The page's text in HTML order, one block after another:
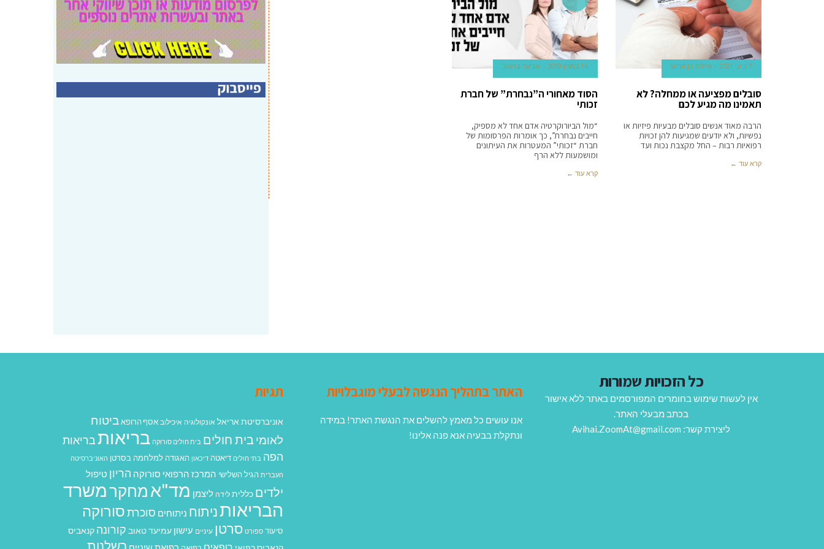
7 ביוני 2021 איילת בן הרוש
סובלים מפציעה או ממחלה? לא
תאמינו מה מגיע לכם
הרבה מאוד אנשים סובלים מבעיות פיזיות או
נפשיות, ולא יודעים שמגיעות להן זכויות
רפואיות רבות – החל מקצבת נכות ועד
קרא עוד ←
14 במרץ 2019 אביעד ברטוב
הסוד מאחורי ה”נבחרת” של חברת
זכותי
“מול הביורוקרטיה אדם אחד לא מספיק,
חייבים נבחרת”, כך אומרות הפרסומות של
חברת “זכותי” המעטרות את העיתונים
ומושמעות ללא הרף
קרא עוד ←
כל הזכויות שמורות
אין לעשות שימוש בחומרים המפורסמים באתר ללא אישור
בכתב מבעלי האתר.
ליצירת קשר: Avihai.ZoomAt@gmail.com
האתר בתהליך הנגשה לבעלי מוגבלויות
אנו עושים כל מאמץ להשלים את הנגשת האתר! במידה
ונתקלת בבעיה אנא פנה אלינו!
תגיות
אוניברסיטת אריאל אונקולוגיה איכילוב אסף הרופא ביטוח
לאומיבית חולים בית חולים סורוקה בריאותבריאות
הפה בתי חולים דיאטה דיכאון האגודה למלחמה בסרטן האוניברסיטה
העברית הגיל השלישי המרכז הרפואי סורוקה הריון טיפול
ילדים כללית לידה ליצמן מד"אמחקרמשרד
הבריאותניתוח ניתוחים סוכרתסורוקה
סיעוד ספורט סרטן עיניים עישון עמיעד טאוב קורונה קנאביס